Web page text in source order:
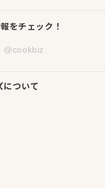
をチェック！
@cookbiz
について